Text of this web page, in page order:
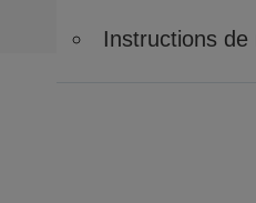
Instructions de